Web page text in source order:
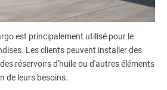
est principalement utilisé pour le
Les clients peuvent installer des
réservoirs d'huile ou d'autres éléments
de leurs besoins.